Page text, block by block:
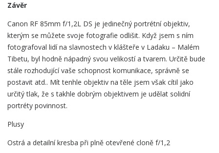
Závěr
Canon RF 85mm f/1,2L DS je jedinečný portrétní objektiv,
kterým se můžete svoje fotografie odlišit. Když jsem s ním
fotografoval lidí na slavnostech v klášteře v Ladaku – Malém
Tibetu, byl hodně nápadný svou velikostí a tvarem. Určitě bude
stále rozhodující vaše schopnost komunikace, správně se
postavit atd.. Mít tenhle objektiv na těle jsem však cítil jako
určitý tlak, že s takhle dobrým objektivem je udělat solidní
portréty povinnost.
Plusy
Ostrá a detailní kresba při plně otevřené cloně f/1,2